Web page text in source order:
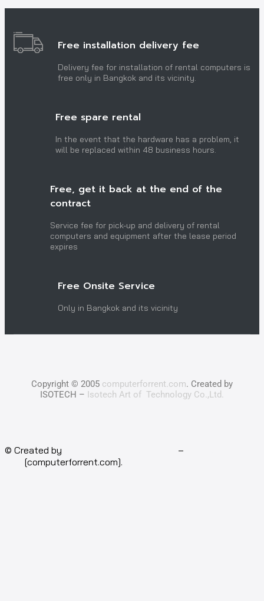
Free installation delivery fee
Delivery fee for installation of rental computers is
free only in Bangkok and its vicinity.
Free spare rental
In the event that the hardware has a problem, it
will be replaced within 48 business hours.
Free, get it back at the end of the
contract
Service fee for pick-up and delivery of rental
computers and equipment after the lease period
expires
Free Onsite Service
Only in Bangkok and its vicinity
Copyright © 2005 computerforrent.com. Created by
ISOTECH – Isotech Art of Technology Co.,Ltd.
© Created by –
[computerforrent.com].